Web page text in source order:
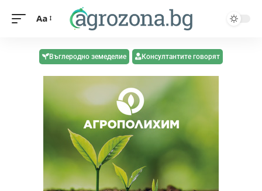
Aa
Въглеродно земеделие Консултантите говорят